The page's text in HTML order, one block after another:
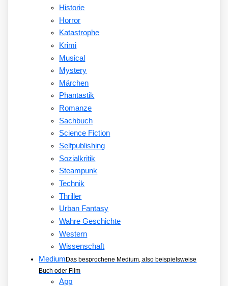
Historie
Horror
Katastrophe
Krimi
Musical
Mystery
Märchen
Phantastik
Romanze
Sachbuch
Science Fiction
Selfpublishing
Sozialkritik
Steampunk
Technik
Thriller
Urban Fantasy
Wahre Geschichte
Western
Wissenschaft
MediumDas besprochene Medium, also beispielsweise
Buch oder Film
App